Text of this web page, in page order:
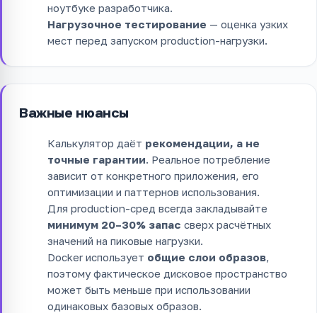
ноутбуке разработчика.
Нагрузочное тестирование — оценка узких
мест перед запуском production-нагрузки.
Важные нюансы
Калькулятор даёт рекомендации, а не
точные гарантии. Реальное потребление
зависит от конкретного приложения, его
оптимизации и паттернов использования.
Для production-сред всегда закладывайте
минимум 20–30% запас сверх расчётных
значений на пиковые нагрузки.
Docker использует общие слои образов,
поэтому фактическое дисковое пространство
может быть меньше при использовании
одинаковых базовых образов.